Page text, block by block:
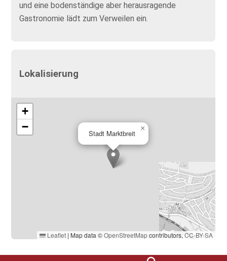
und eine bodenständige aber herausragende
Gastronomie lädt zum Verweilen ein.
Lokalisierung
Stadt Marktbreit
×
+
−
Leaflet | Map data ©OpenStreetMapcontributors,CC-BY-SA